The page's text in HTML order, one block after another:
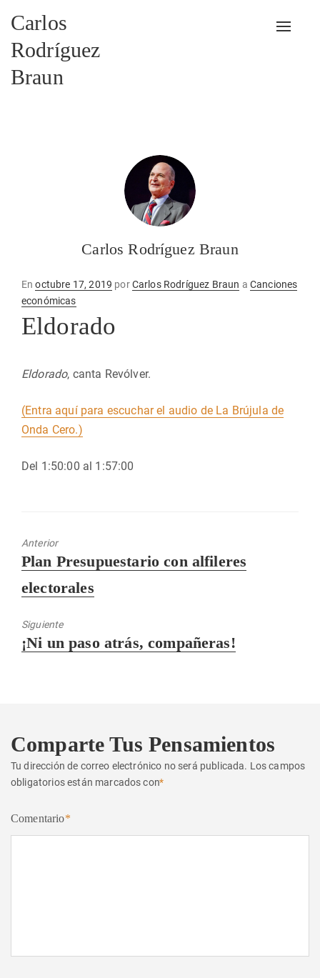
Carlos
Rodríguez
Braun
Carlos Rodríguez Braun
EnPublicado
en
octubre 17, 2019 porCarlos Rodríguez Braun a Canciones
económicas
Eldorado
Eldorado, canta Revólver.
(Entra aquí para escuchar el audio de La Brújula de
Onda Cero.)
Del 1:50:00 al 1:57:00
Anterior
Entrada
Plan Presupuestario con alfileres
electorales
Siguiente
Entrada
¡Ni un paso atrás, compañeras!
Comparte Tus Pensamientos
Tu dirección de correo electrónico no será publicada. Los campos
obligatorios están marcados con*
Comentario*